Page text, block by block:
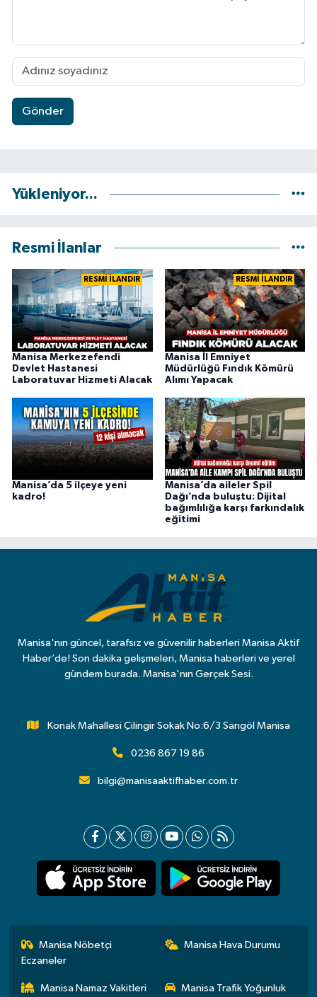
Gönder
Yükleniyor...
Resmi İlanlar
RESMİ İLANDIR
Manisa Merkezefendi
Devlet Hastanesi
Laboratuvar Hizmeti Alacak
RESMİ İLANDIR
Manisa İl Emniyet
Müdürlüğü Fındık Kömürü
Alımı Yapacak
Manisa’da 5 ilçeye yeni
kadro!
Manisa’da aileler Spil
Dağı’nda buluştu: Dijital
bağımlılığa karşı farkındalık
eğitimi
Manisa'nın güncel, tarafsız ve güvenilir haberleri Manisa Aktif
Haber’de! Son dakika gelişmeleri, Manisa haberleri ve yerel
gündem burada. Manisa'nın Gerçek Sesi.
Konak Mahallesi Çilingir Sokak No:6/3 Sarıgöl Manisa
0236 867 19 86
bilgi@manisaaktifhaber.com.tr
Manisa Nöbetçi
Eczaneler
Manisa Hava Durumu
Manisa Namaz Vakitleri Manisa Trafik Yoğunluk